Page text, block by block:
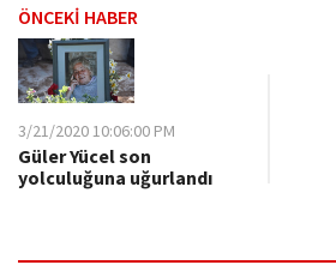
ÖNCEKİ HABER
3/21/2020 10:06:00 PM
Güler Yücel son
yolculuğuna uğurlandı